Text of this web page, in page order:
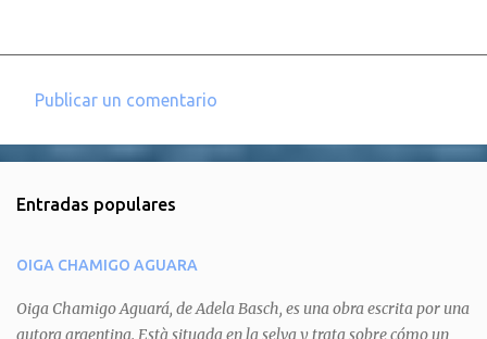
e
t
a
Publicar un comentario
Entradas populares
OIGA CHAMIGO AGUARA
Oiga Chamigo Aguará, de Adela Basch, es una obra escrita por una
autora argentina. Està situada en la selva y trata sobre cómo un